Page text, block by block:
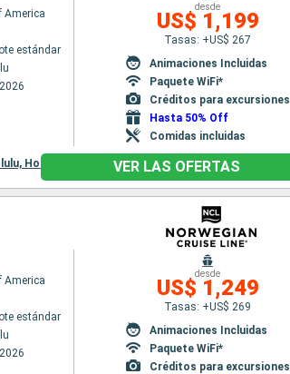
America
estándar
desde
US$ 1,199
Tasas: +US$ 267
Animaciones Incluidas
Paquete WiFi*
Créditos para excursiones
Hasta 50% Off
Comidas incluidas
Honolulu, Honolulu,Honolulu
VER LAS OFERTAS
America
estándar
desde
US$ 1,249
Tasas: +US$ 269
Animaciones Incluidas
Paquete WiFi*
Créditos para excursiones